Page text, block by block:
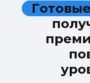
Готовые
полу
преми
по
уро